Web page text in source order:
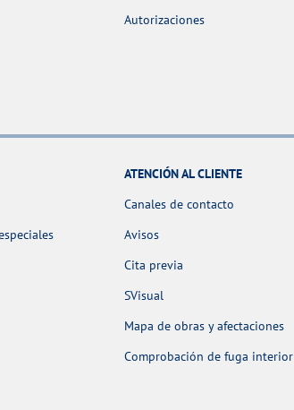
Autorizaciones
ATENCIÓN AL CLIENTE
Canales de contacto
Avisos
Cita previa
SVisual
Mapa de obras y afectaciones
Comprobación de fuga interior